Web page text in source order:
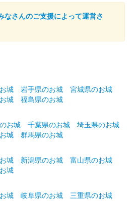
令和6年 小田原ちょうちん版
別展「お城に動物園があった〜小田
して、小田原動物園の人気者だった
フとした御城印した。500枚限定。
特別展開催記念 ウメ子 黒版
別展「お城に動物園があった〜小田
なさんのご支援によって運営さ
城 岩手県のお城
宮城県のお城
城
福島県のお城
お城 千葉県のお城
埼玉県のお城
城
群馬県のお城
城 新潟県のお城
富山県のお城
城
城 岐阜県のお城
三重県のお城